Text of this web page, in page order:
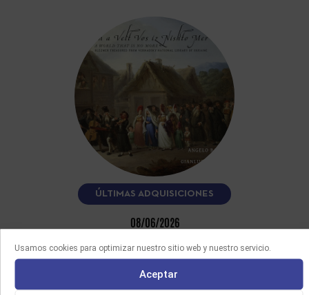
Usamos cookies para optimizar nuestro sitio web y nuestro servicio.
Aceptar
ÚLTIMAS ADQUISICIONES
08/06/2026
Este CD, interpretado por el clarinetista Angelo Baselli y el
acordeonista Gianluca Casadei, recoge más de quince
melodías yiddish y…